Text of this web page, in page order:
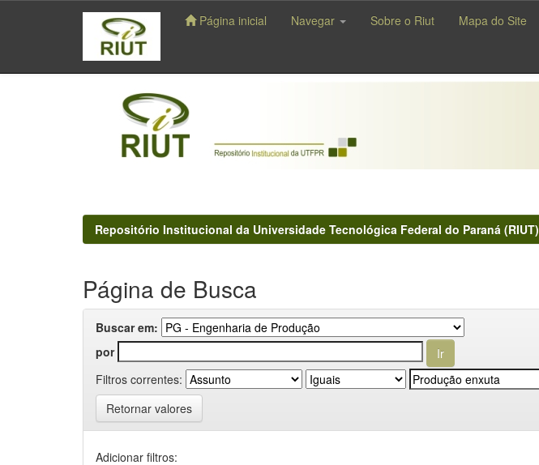
navigation
Página inicial Navegar Sobre o Riut Mapa do Site
Repositório Institucional da Universidade Tecnológica Federal do Paraná (RIUT)
Página de Busca
Buscar em:
por
Filtros correntes:
Retornar valores
Adicionar filtros: